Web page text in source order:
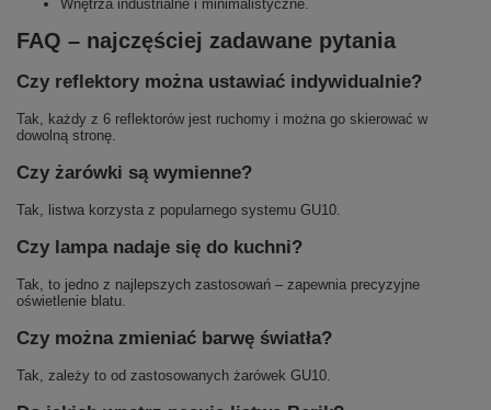
Wnętrza industrialne i minimalistyczne.
FAQ – najczęściej zadawane pytania
Czy reflektory można ustawiać indywidualnie?
Tak, każdy z 6 reflektorów jest ruchomy i można go skierować w
dowolną stronę.
Czy żarówki są wymienne?
Tak, listwa korzysta z popularnego systemu GU10.
Czy lampa nadaje się do kuchni?
Tak, to jedno z najlepszych zastosowań – zapewnia precyzyjne
oświetlenie blatu.
Czy można zmieniać barwę światła?
Tak, zależy to od zastosowanych żarówek GU10.